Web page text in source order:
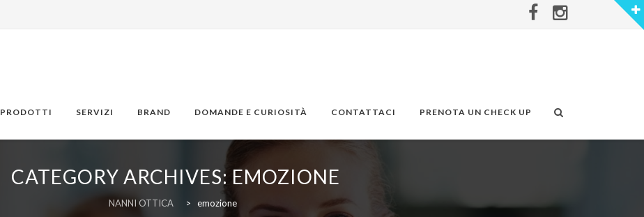
PRODOTTI SERVIZI BRAND DOMANDE E CURIOSITÀ CONTATTACI PRENOTA UN CHECK UP
CATEGORY ARCHIVES: EMOZIONE
NANNI OTTICA > emozione